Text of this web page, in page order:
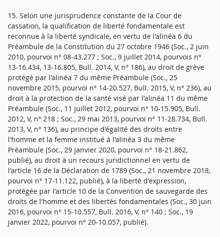
15. Selon une jurisprudence constante de la Cour de
cassation, la qualification de liberté fondamentale est
reconnue à la liberté syndicale, en vertu de l'alinéa 6 du
Préambule de la Constitution du 27 octobre 1946 (Soc., 2 juin
2010, pourvoi n° 08-43.277 ; Soc., 9 juillet 2014, pourvois n°
13-16.434, 13-16.805, Bull. 2014, V, n° 186), au droit de grève
protégé par l'alinéa 7 du même Préambule (Soc., 25
novembre 2015, pourvoi n° 14-20.527, Bull. 2015, V, n° 236), au
droit à la protection de la santé visé par l'alinéa 11 du même
Préambule (Soc., 11 juillet 2012, pourvoi n° 10-15.905, Bull.
2012, V, n° 218 ; Soc., 29 mai 2013, pourvoi n° 11-28.734, Bull.
2013, V, n° 136), au principe d'égalité des droits entre
l'homme et la femme institué à l'alinéa 3 du même
Préambule (Soc., 29 janvier 2020, pourvoi n° 18-21.862,
publié), au droit à un recours juridictionnel en vertu de
l'article 16 de la Déclaration de 1789 (Soc., 21 novembre 2018,
pourvoi n° 17-11.122, publié), à la liberté d'expression,
protégée par l'article 10 de la Convention de sauvegarde des
droits de l'homme et des libertés fondamentales (Soc., 30 juin
2016, pourvoi n° 15-10.557, Bull. 2016, V, n° 140 ; Soc., 19
janvier 2022, pourvoi n° 20-10.057, publié).